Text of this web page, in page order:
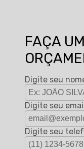
FAÇA UM
Digite seu
Digite seu
Digite seu